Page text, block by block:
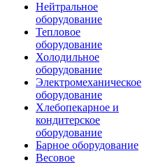
Нейтральное
оборудование
Тепловое
оборудование
Холодильное
оборудование
Электромеханическое
оборудование
Хлебопекарное и
кондитерское
оборудование
Барное оборудование
Весовое